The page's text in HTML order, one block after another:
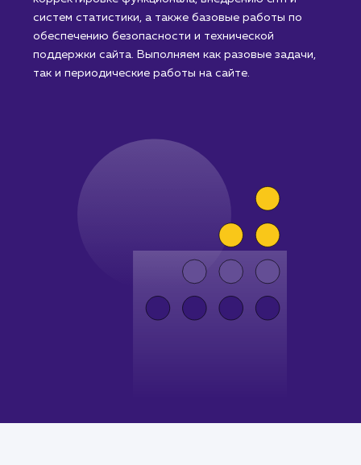
Проводим работы по обновлению контента,
корректировке функционала, внедрению crm и
систем статистики, а также базовые работы по
обеспечению безопасности и технической